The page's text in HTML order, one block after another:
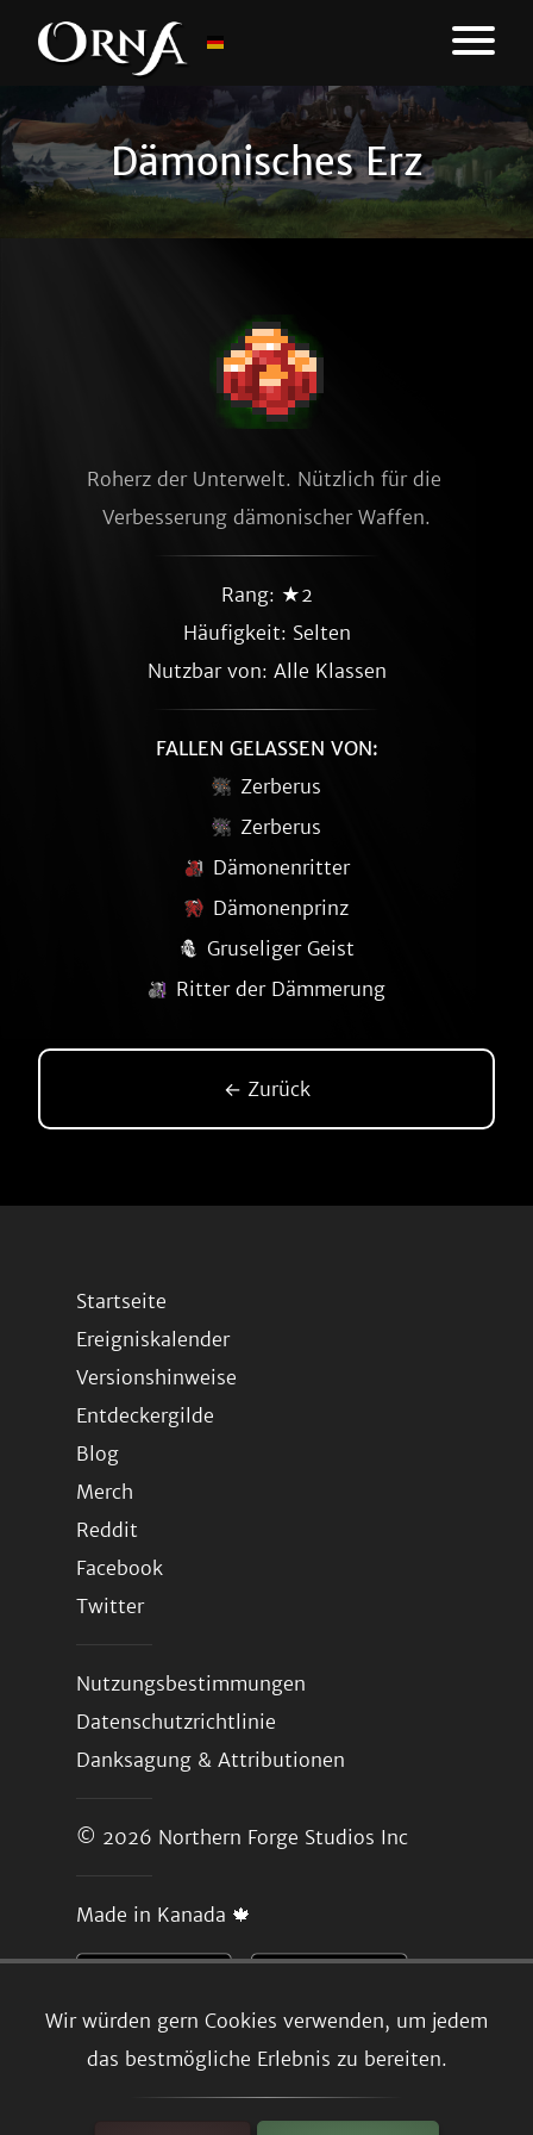
Dämonisches Erz
Wir würden gern Cookies verwenden, um jedem
das bestmögliche Erlebnis zu bereiten.
Roherz der Unterwelt. Nützlich für die
Verbesserung dämonischer Waffen.
Rang: ★2
Häufigkeit: Selten
Nutzbar von: Alle Klassen
FALLEN GELASSEN VON:
Zerberus
Zerberus
Dämonenritter
Dämonenprinz
Gruseliger Geist
Ritter der Dämmerung
← Zurück
Startseite
Ereigniskalender
Versionshinweise
Entdeckergilde
Blog
Merch
Reddit
Facebook
Twitter
Nutzungsbestimmungen
Datenschutzrichtlinie
Danksagung & Attributionen
© 2026 Northern Forge Studios Inc
Made in Kanada 🍁